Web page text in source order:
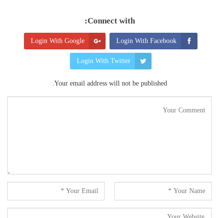
Connect with:
Login With Facebook
Login With Google
Login With Twitter
Your email address will not be published.